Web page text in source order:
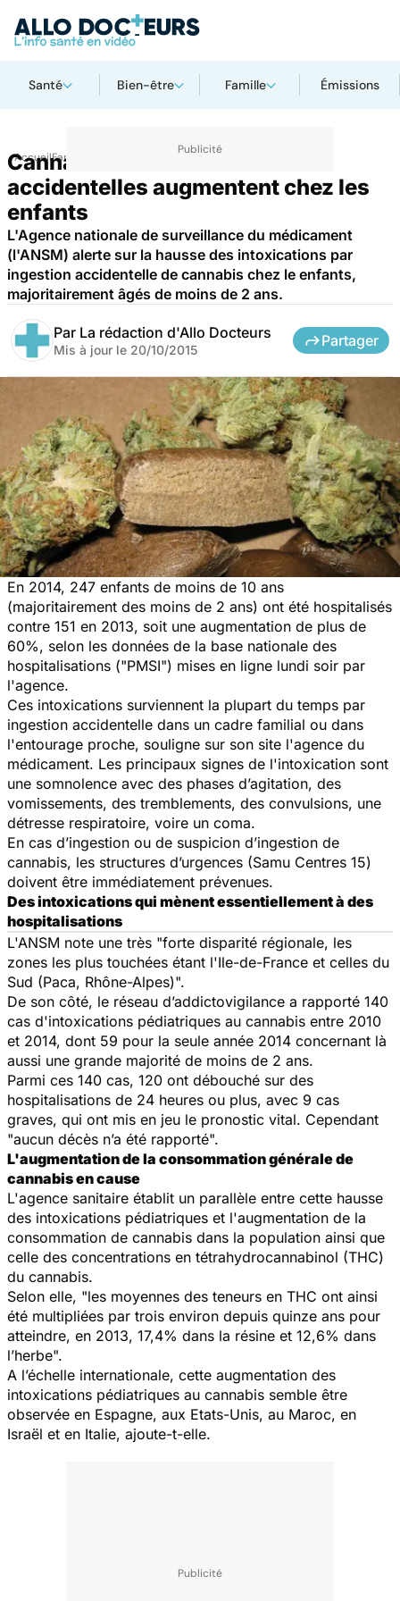
Santé Bien-être Famille Émissions
AccueilFamille
Cannabis : les intoxications
accidentelles augmentent chez les
enfants
L'Agence nationale de surveillance du médicament
(l'ANSM) alerte sur la hausse des intoxications par
ingestion accidentelle de cannabis chez le enfants,
majoritairement âgés de moins de 2 ans.
Par La rédaction d'Allo Docteurs
Mis à jour le 20/10/2015
Partager
En 2014, 247 enfants de moins de 10 ans
(majoritairement des moins de 2 ans) ont été hospitalisés
contre 151 en 2013, soit une augmentation de plus de
60%, selon les données de la base nationale des
hospitalisations ("PMSI") mises en ligne lundi soir par
l'agence.
Ces intoxications surviennent la plupart du temps par
ingestion accidentelle dans un cadre familial ou dans
l'entourage proche, souligne sur son site l'agence du
médicament. Les principaux signes de l'intoxication sont
une somnolence avec des phases d’agitation, des
vomissements, des tremblements, des convulsions, une
détresse respiratoire, voire un coma.
En cas d’ingestion ou de suspicion d’ingestion de
cannabis, les structures d’urgences (Samu Centres 15)
doivent être immédiatement prévenues.
Des intoxications qui mènent essentiellement à des
hospitalisations
L'ANSM note une très "forte disparité régionale, les
zones les plus touchées étant l'Ile-de-France et celles du
Sud (Paca, Rhône-Alpes)".
De son côté, le réseau d’addictovigilance a rapporté 140
cas d'intoxications pédiatriques au cannabis entre 2010
et 2014, dont 59 pour la seule année 2014 concernant là
aussi une grande majorité de moins de 2 ans.
Parmi ces 140 cas, 120 ont débouché sur des
hospitalisations de 24 heures ou plus, avec 9 cas
graves, qui ont mis en jeu le pronostic vital. Cependant
"aucun décès n’a été rapporté".
L'augmentation de la consommation générale de
cannabis en cause
L'agence sanitaire établit un parallèle entre cette hausse
des intoxications pédiatriques et l'augmentation de la
consommation de cannabis dans la population ainsi que
celle des concentrations en tétrahydrocannabinol (THC)
du cannabis.
Selon elle, "les moyennes des teneurs en THC ont ainsi
été multipliées par trois environ depuis quinze ans pour
atteindre, en 2013, 17,4% dans la résine et 12,6% dans
l’herbe".
A l’échelle internationale, cette augmentation des
intoxications pédiatriques au cannabis semble être
observée en Espagne, aux Etats-Unis, au Maroc, en
Israël et en Italie, ajoute-t-elle.